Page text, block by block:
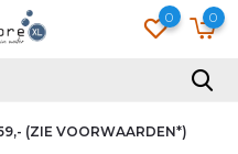
0 0
(ZIE VOORWAARDEN*)